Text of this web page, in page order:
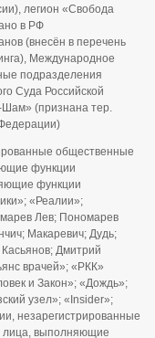
легион «Свобода
в РФ
(внесён в перечень
Международное
подразделения
Суда Российской
(признана тер.
общественные
функции
функции
«Реалии»;
Лев; Пономарев
Макаревич; Дудь;
Дмитрий
врачей»; «РКК»
и Закон»; «Дождь»;
узел»; «Insider»;
незарегистрированные
лица, выполняющие